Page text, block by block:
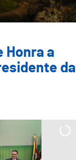
Honra a
da